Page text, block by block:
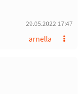
29.05.2022 17:47
arnella